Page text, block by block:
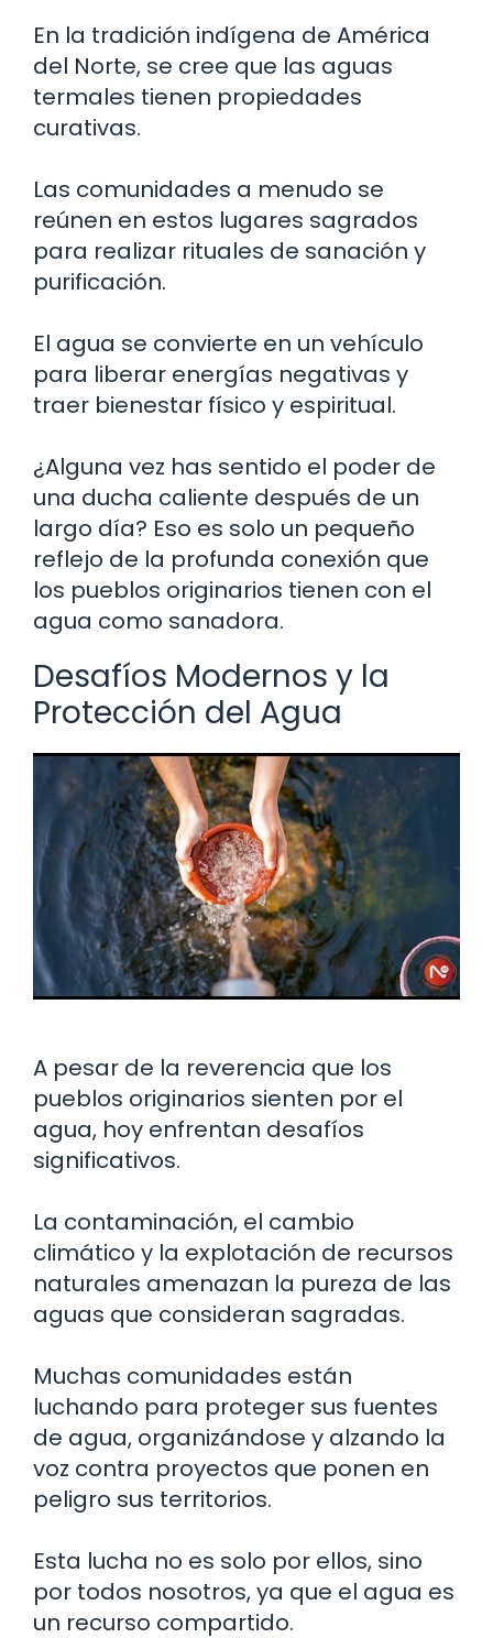
En la tradición indígena de América
del Norte, se cree que las aguas
termales tienen propiedades
curativas.
Las comunidades a menudo se
reúnen en estos lugares sagrados
para realizar rituales de sanación y
purificación.
El agua se convierte en un vehículo
para liberar energías negativas y
traer bienestar físico y espiritual.
¿Alguna vez has sentido el poder de
una ducha caliente después de un
largo día? Eso es solo un pequeño
reflejo de la profunda conexión que
los pueblos originarios tienen con el
agua como sanadora.
Desafíos Modernos y la
Protección del Agua
A pesar de la reverencia que los
pueblos originarios sienten por el
agua, hoy enfrentan desafíos
significativos.
La contaminación, el cambio
climático y la explotación de recursos
naturales amenazan la pureza de las
aguas que consideran sagradas.
Muchas comunidades están
luchando para proteger sus fuentes
de agua, organizándose y alzando la
voz contra proyectos que ponen en
peligro sus territorios.
Esta lucha no es solo por ellos, sino
por todos nosotros, ya que el agua es
un recurso compartido.